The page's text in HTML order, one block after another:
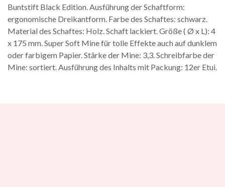
Buntstift Black Edition. Ausführung der Schaftform:
ergonomische Dreikantform. Farbe des Schaftes: schwarz.
Material des Schaftes: Holz. Schaft lackiert. Größe ( Ø x L): 4
x 175 mm. Super Soft Mine für tolle Effekte auch auf dunklem
oder farbigem Papier. Stärke der Mine: 3,3. Schreibfarbe der
Mine: sortiert. Ausführung des Inhalts mit Packung: 12er Etui.